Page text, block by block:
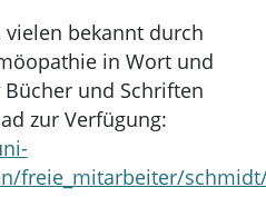
vielen bekannt durch
in Wort und
und Schriften
zur Verfügung:
freie_mitarbeiter/